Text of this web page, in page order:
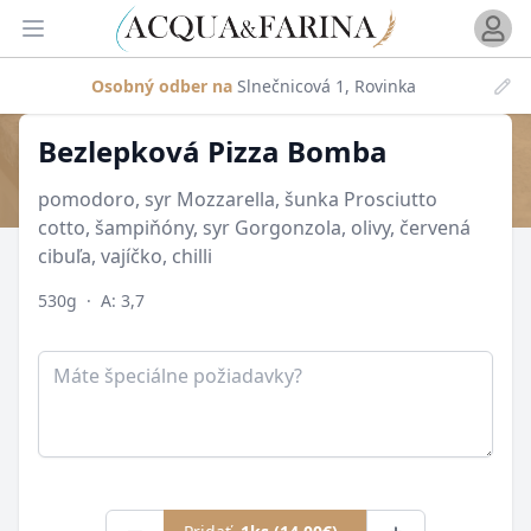
Otvoriť menu
Osobný odber na Slnečnicová 1, Rovinka
Produkt
Bezlepková Pizza Bomba
pomodoro, syr Mozzarella, šunka Prosciutto
cotto, šampiňóny, syr Gorgonzola, olivy, červená
cibuľa, vajíčko, chilli
530g · A: 3,7
Poznámka